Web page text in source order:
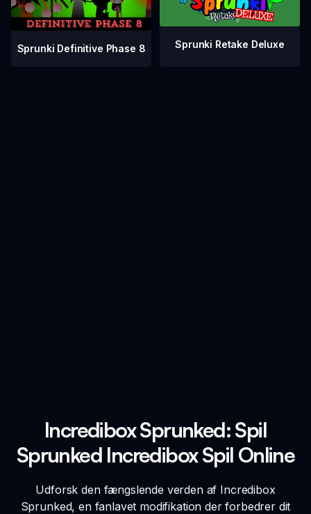
Sprunki Definitive Phase 8 Sprunki Retake Deluxe
Incredibox Sprunked: Spil
Sprunked Incredibox Spil Online
Udforsk den fængslende verden af Incredibox
Sprunked, en fanlavet modifikation der forbedrer dit